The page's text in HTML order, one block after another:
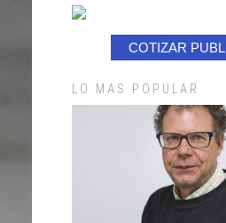
COTIZAR
LO MAS POPULAR